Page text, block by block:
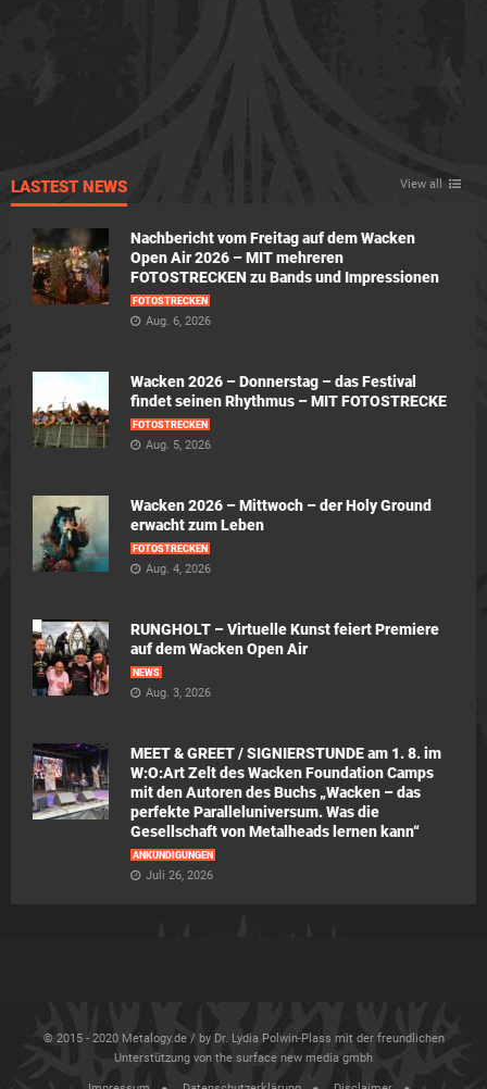
LASTEST NEWS View all
Nachbericht vom Freitag auf dem Wacken
Open Air 2026 – MIT mehreren
FOTOSTRECKEN zu Bands und Impressionen
FOTOSTRECKEN
Aug. 6, 2026
Wacken 2026 – Donnerstag – das Festival
findet seinen Rhythmus – MIT FOTOSTRECKE
FOTOSTRECKEN
Aug. 5, 2026
Wacken 2026 – Mittwoch – der Holy Ground
erwacht zum Leben
FOTOSTRECKEN
Aug. 4, 2026
RUNGHOLT – Virtuelle Kunst feiert Premiere
auf dem Wacken Open Air
NEWS
Aug. 3, 2026
MEET & GREET / SIGNIERSTUNDE am 1. 8. im
W:O:Art Zelt des Wacken Foundation Camps
mit den Autoren des Buchs „Wacken – das
perfekte Paralleluniversum. Was die
Gesellschaft von Metalheads lernen kann“
ANKÜNDIGUNGEN
Juli 26, 2026
© 2015 - 2020 Metalogy.de / by Dr. Lydia Polwin-Plass mit der freundlichen
Unterstützung von the surface new media gmbh